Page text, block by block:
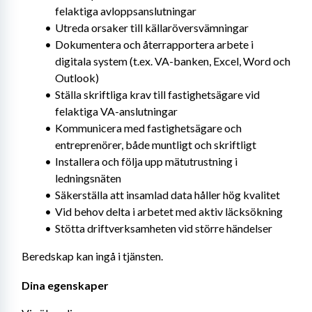
felaktiga avloppsanslutningar
Utreda orsaker till källaröversvämningar
Dokumentera och återrapportera arbete i
digitala system (t.ex. VA-banken, Excel, Word och
Outlook)
Ställa skriftliga krav till fastighetsägare vid
felaktiga VA-anslutningar
Kommunicera med fastighetsägare och
entreprenörer, både muntligt och skriftligt
Installera och följa upp mätutrustning i
ledningsnäten
Säkerställa att insamlad data håller hög kvalitet
Vid behov delta i arbetet med aktiv läcksökning
Stötta driftverksamheten vid större händelser
Beredskap kan ingå i tjänsten.
Dina egenskaper